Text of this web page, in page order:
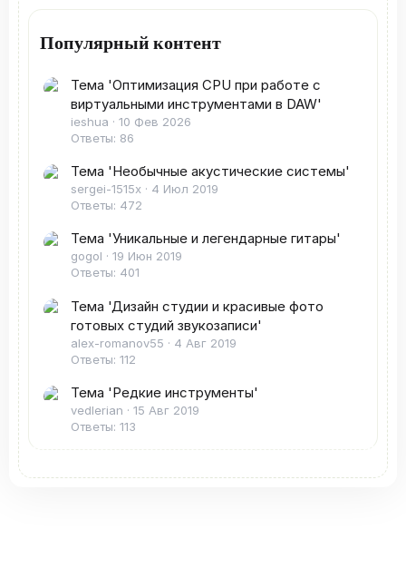
Популярный контент
Тема 'Оптимизация CPU при работе с
виртуальными инструментами в DAW'
ieshua
10 Фев 2026
Ответы: 86
Тема 'Необычные акустические системы'
sergei-1515x
4 Июл 2019
Ответы: 472
Тема 'Уникальные и легендарные гитары'
gogol
19 Июн 2019
Ответы: 401
Тема 'Дизайн студии и красивые фото
готовых студий звукозаписи'
alex-romanov55
4 Авг 2019
Ответы: 112
Тема 'Редкие инструменты'
vedlerian
15 Авг 2019
Ответы: 113